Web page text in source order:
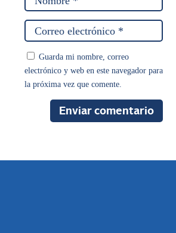
Guarda mi nombre, correo
electrónico y web en este navegador para
la próxima vez que comente.